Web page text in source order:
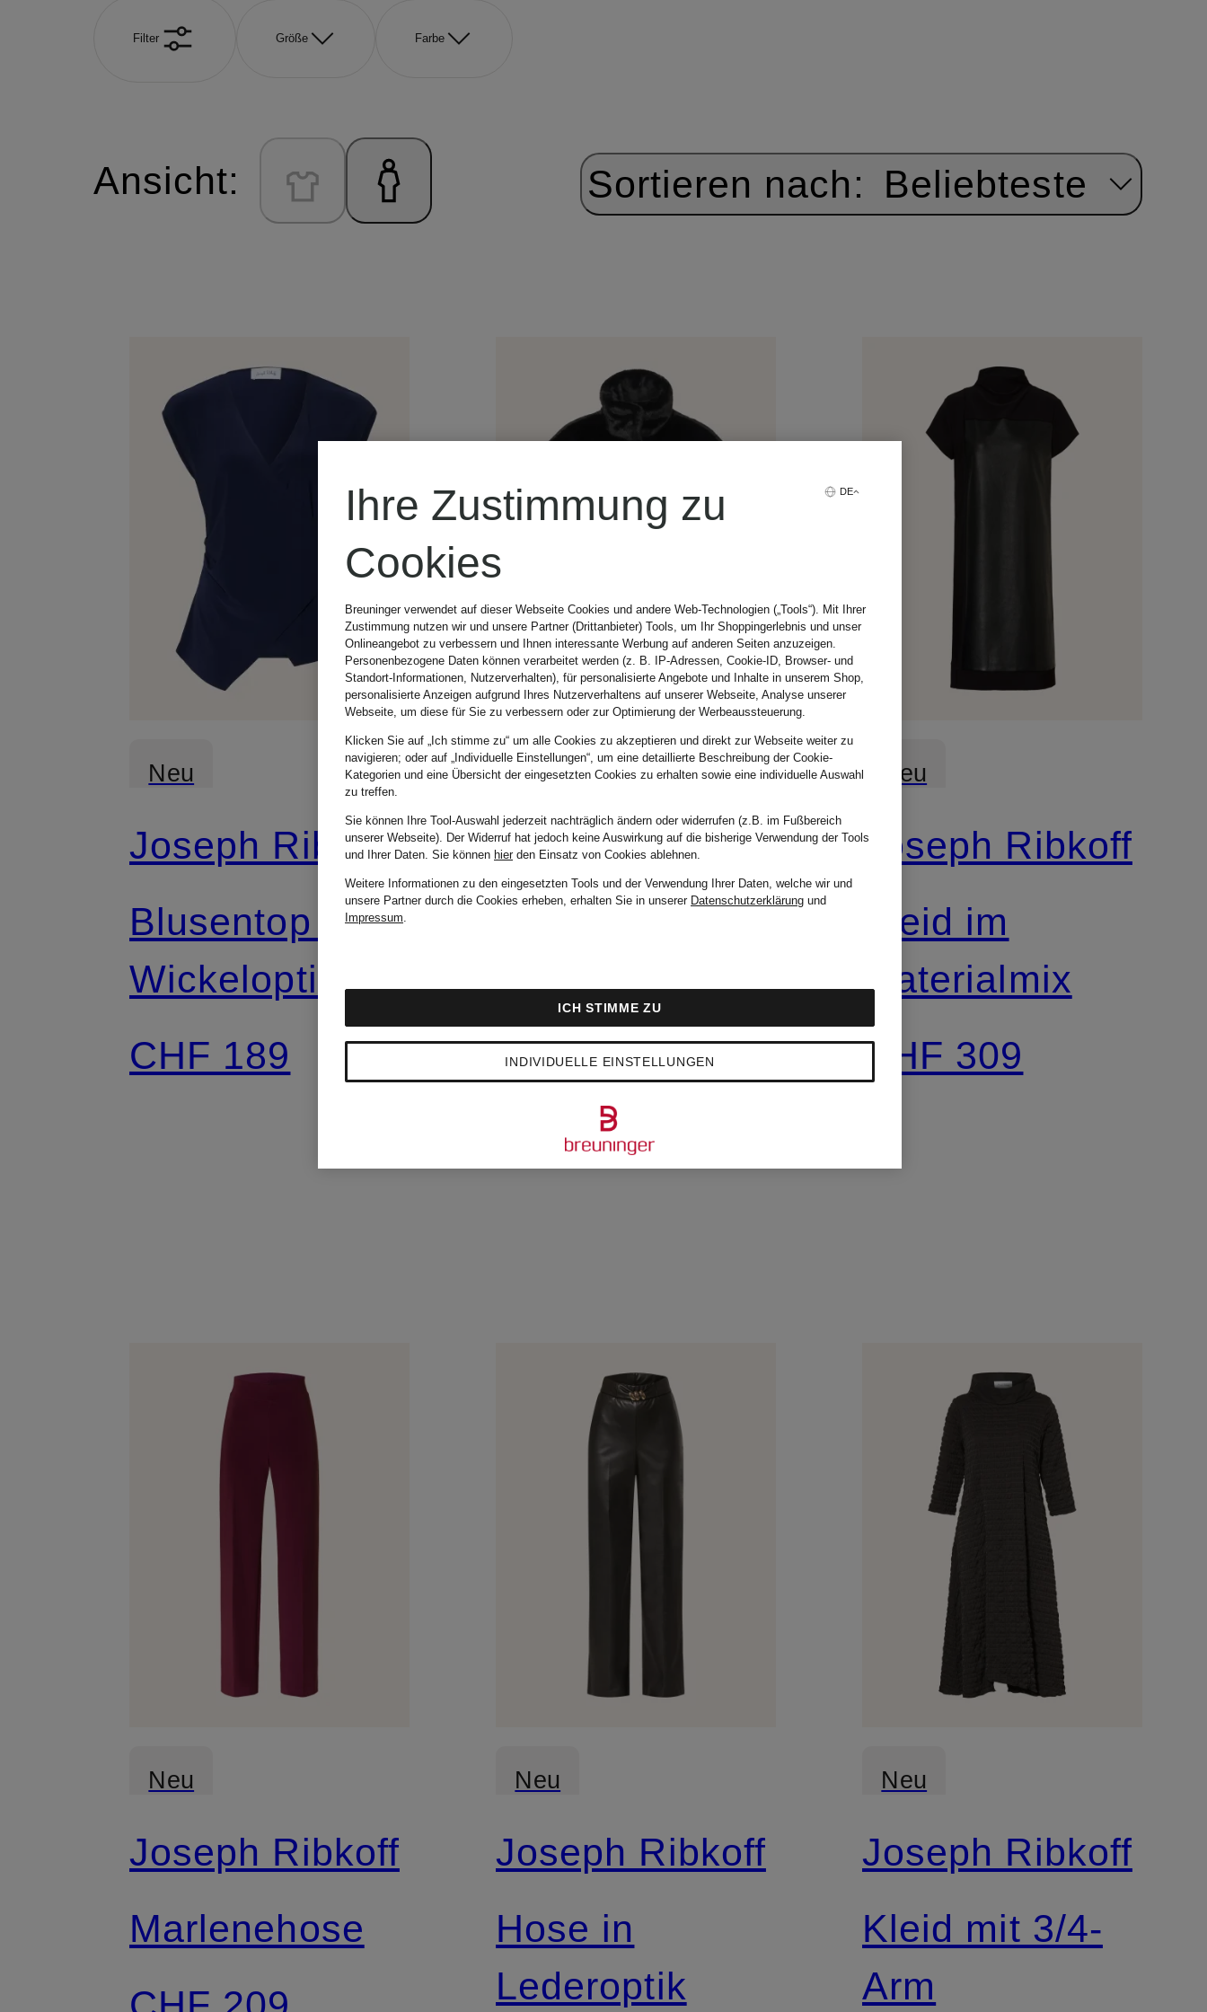
Filter Größe Farbe
Ansicht: Sortieren nach: Beliebteste
Neu
Joseph Ribkoff
Blusentop in
Wickeloptik
CHF 189
Neu
Joseph Ribkoff
Weste
CHF 379
Neu
Joseph Ribkoff
Kleid im
Materialmix
CHF 309
Neu
Joseph Ribkoff
Marlenehose
Neu
Joseph Ribkoff
Hose in
Lederoptik
Neu
Joseph Ribkoff
Kleid mit 3/4-
Arm
DE
Ihre Zustimmung zu
Cookies
Breuninger verwendet auf dieser Webseite Cookies und andere Web-Technologien („Tools“). Mit Ihrer
Zustimmung nutzen wir und unsere Partner (Drittanbieter) Tools, um Ihr Shoppingerlebnis und unser
Onlineangebot zu verbessern und Ihnen interessante Werbung auf anderen Seiten anzuzeigen.
Personenbezogene Daten können verarbeitet werden (z. B. IP-Adressen, Cookie-ID, Browser- und
Standort-Informationen, Nutzerverhalten), für personalisierte Angebote und Inhalte in unserem Shop,
personalisierte Anzeigen aufgrund Ihres Nutzerverhaltens auf unserer Webseite, Analyse unserer
Webseite, um diese für Sie zu verbessern oder zur Optimierung der Werbeaussteuerung.
Klicken Sie auf „Ich stimme zu“ um alle Cookies zu akzeptieren und direkt zur Webseite weiter zu
navigieren; oder auf „Individuelle Einstellungen“, um eine detaillierte Beschreibung der Cookie-
Kategorien und eine Übersicht der eingesetzten Cookies zu erhalten sowie eine individuelle Auswahl
zu treffen.
Sie können Ihre Tool-Auswahl jederzeit nachträglich ändern oder widerrufen (z.B. im Fußbereich
unserer Webseite). Der Widerruf hat jedoch keine Auswirkung auf die bisherige Verwendung der Tools
und Ihrer Daten. Sie können hierden Einsatz von Cookies ablehnen.
Weitere Informationen zu den eingesetzten Tools und der Verwendung Ihrer Daten, welche wir und
unsere Partner durch die Cookies erheben, erhalten Sie in unserer Datenschutzerklärung und
Impressum.
INDIVIDUELLE EINSTELLUNGEN
ICH STIMME ZU